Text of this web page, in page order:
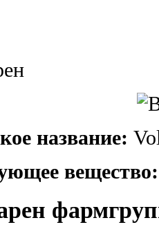
название:
вещество: